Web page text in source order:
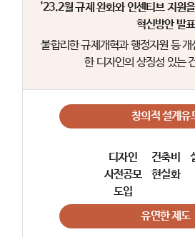
'23.2월 규제 완화와 인센티브 지원
혁신방안 발표
불합리한 규제개혁과 행정지원 등
한 디자인의 상징성 있는
창의적 설계유
디자인
사전공모
도입
건축비
현실화
유연한 제도